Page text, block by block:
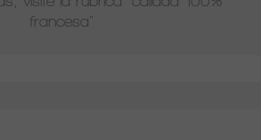
francesa"